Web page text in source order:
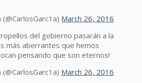
March 26, 2016
del gobierno pasarán a la
más aberrantes que hemos
pensando que son eternos!
March 26, 2016